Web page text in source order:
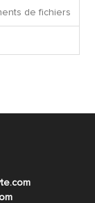
de fichiers